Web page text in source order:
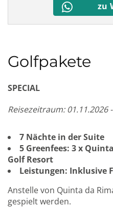
zu
Golfpakete
SPECIAL
Reisezeitraum: 01.11.2026
7 Nächte in der Suite
5 Greenfees: 3 x
Golf Resort
Leistungen: Inklusive
Anstelle von Quinta da
gespielt werden.